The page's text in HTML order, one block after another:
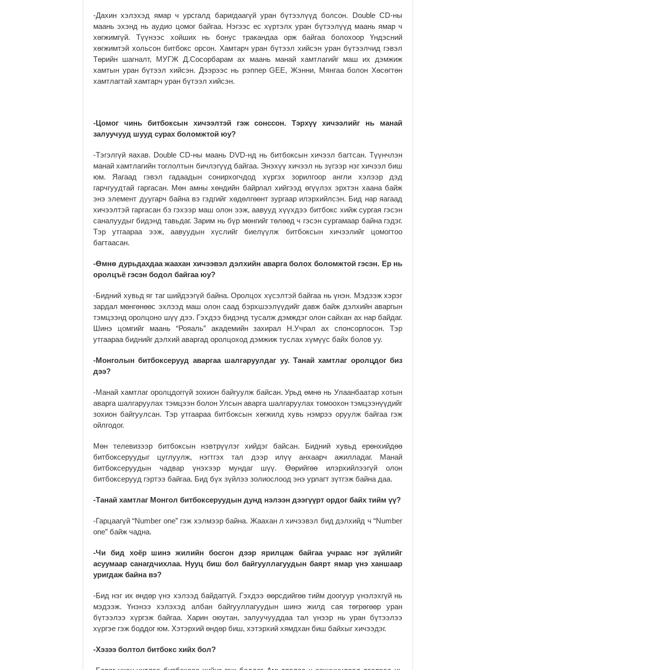
-Дахин хэлэхэд ямар ч урсгалд баригдаагүй уран бүтээлүүд болсон. Double CD-ны
маань эхэнд нь аудио цомог байгаа. Нэгээс ес хүртэлх уран бүтээлүүд маань ямар ч
хөгжимгүй. Түүнээс хойших нь бонус тракандаа орж байгаа болохоор Үндэсний
хөгжимтэй хольсон битбокс орсон. Хамтарч уран бүтээл хийсэн уран бүтээлчид гэвэл
Төрийн шагналт, МУГЖ Д.Сосорбарам ах маань манай хамтлагийг маш их дэмжиж
хамтын уран бүтээл хийсэн. Дээрээс нь рэппер GEE, Жэнни, Мянгаа болон Хөсөгтөн
хамтлагтай хамтарч уран бүтээл хийсэн.
-Цомог чинь битбоксын хичээлтэй гэж сонссон. Тэрхүү хичээлийг нь манай
залуучууд шууд сурах боломжтой юу?
-Тэгэлгүй яахав. Double CD-ны маань DVD-нд нь битбоксын хичээл багтсан. Түүнчлэн
манай хамтлагийн тоглолтын бичлэгүүд байгаа. Энэхүү хичээл нь зүгээр нэг хичээл биш
юм. Яагаад гэвэл гадаадын сонирхогчдод хүргэх зорилгоор англи хэлээр дэд
гарчгуудтай гаргасан. Мөн амны хөндийн байрлал хийгээд өгүүлэх эрхтэн хаана байж
энэ элемент дуугарч байна вэ гэдгийг хөдөлгөөнт зургаар илэрхийлсэн. Бид нар яагаад
хичээлтэй гаргасан бэ гэхээр маш олон ээж, аавууд хүүхдээ битбокс хийж сургая гэсэн
саналуудыг бидэнд тавьдаг. Зарим нь бүр мөнгийг төлөөд ч гэсэн сургамаар байна гэдэг.
Тэр утгаараа ээж, аавуудын хүслийг биелүүлж битбоксын хичээлийг цомогтоо
багтаасан.
-Өмнө дурьдахдаа жаахан хичээвэл дэлхийн аварга болох боломжтой гэсэн. Ер нь
оролцъё гэсэн бодол байгаа юу?
-Бидний хувьд яг таг шийдээгүй байна. Оролцох хүсэлтэй байгаа нь үнэн. Мэдээж хэрэг
зардал мөнгөнөөс эхлээд маш олон саад бэрхшээлүүдийг давж байж дэлхийн аваргын
тэмцээнд оролцоно шүү дээ. Гэхдээ бидэнд тусалж дэмждэг олон сайхан ах нар байдаг.
Шинэ цомгийг маань “Рояаль” академийн захирал Н.Учрал ах спонсорлосон. Тэр
утгаараа биднийг дэлхий аваргад оролцоход дэмжиж туслах хүмүүс байх болов уу.
-Монголын битбоксерууд аваргаа шалгаруулдаг уу. Танай хамтлаг оролцдог биз
дээ?
-Манай хамтлаг оролцдоггүй зохион байгуулж байсан. Урьд өмнө нь Улаанбаатар хотын
аварга шалгаруулах тэмцээн болон Улсын аварга шалгаруулах томоохон тэмцээнүүдийг
зохион байгуулсан. Тэр утгаараа битбоксын хөгжилд хувь нэмрээ оруулж байгаа гэж
ойлгодог.
Мөн телевизээр битбоксын нэвтрүүлэг хийдэг байсан. Бидний хувьд ерөнхийдөө
битбоксеруудыг цуглуулж, нэгтгэх тал дээр илүү анхаарч ажилладаг. Манай
битбоксеруудын чадвар үнэхээр мундаг шүү. Өөрийгөө илэрхийлээгүй олон
битбоксерууд гэртээ байгаа. Бид бүх зүйлээ золиослоод энэ урлагт зүтгэж байна даа.
-Танай хамтлаг Монгол битбоксеруудын дунд нэлээн дээгүүрт ордог байх тийм үү?
-Гарцаагүй “Number one” гэж хэлмээр байна. Жаахан л хичээвэл бид дэлхийд ч “Number
one” байж чадна.
-Чи бид хоёр шинэ жилийн босгон дээр ярилцаж байгаа учраас нэг зүйлийг
асуумаар санагдчихлаа. Нууц биш бол байгууллагуудын баярт ямар үнэ ханшаар
уригдаж байна вэ?
-Бид нэг их өндөр үнэ хэлээд байдаггүй. Гэхдээ өөрсдийгөө тийм доогуур үнэлэхгүй нь
мэдээж. Үнэнээ хэлэхэд албан байгууллагуудын шинэ жилд сая төгрөгөөр уран
бүтээлээ хүргэж байгаа. Харин оюутан, залуучууддаа тал үнээр нь уран бүтээлээ
хүргэе гэж боддог юм. Хэтэрхий өндөр биш, хэтэрхий хямдхан биш байхыг хичээдэг.
-Хэзээ болтол битбокс хийх бол?